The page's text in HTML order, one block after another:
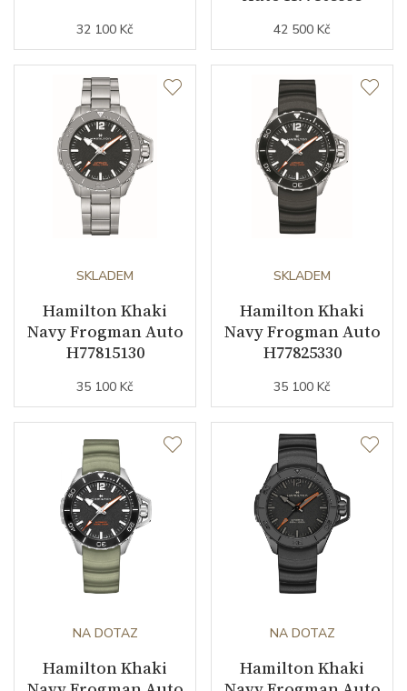
32 100 Kč 42 500 Kč
SKLADEM
Hamilton Khaki
Navy Frogman Auto
H77815130
35 100 Kč
SKLADEM
Hamilton Khaki
Navy Frogman Auto
H77825330
35 100 Kč
NA DOTAZ
Hamilton Khaki
NA DOTAZ
Hamilton Khaki